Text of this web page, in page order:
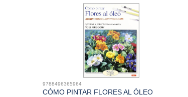
9788496365964
CÓMO PINTAR FLORES AL ÓLEO